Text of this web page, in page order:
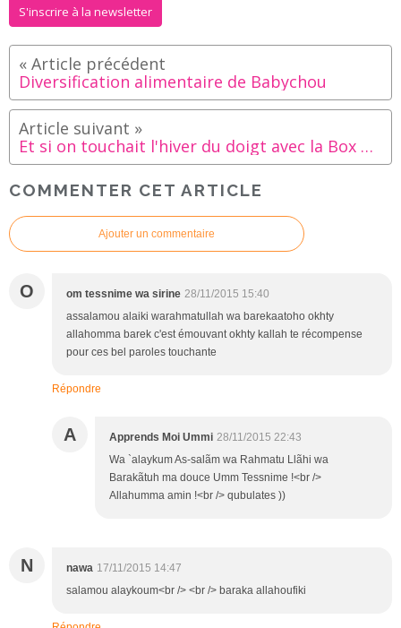
S'inscrire à la newsletter
Diversification alimentaire de Babychou
Et si on touchait l'hiver du doigt avec la Box Winter ?
COMMENTER CET ARTICLE
Ajouter un commentaire
O om tessnime wa sirine 28/11/2015 15:40
assalamou alaiki warahmatullah wa barekaatoho okhty
allahomma barek c'est émouvant okhty kallah te récompense
pour ces bel paroles touchante
Répondre
A Apprends Moi Ummi 28/11/2015 22:43
Wa `alaykum As-salãm wa Rahmatu Llãhi wa
Barakãtuh ma douce Umm Tessnime !<br />
Allahumma amin !<br /> qubulates ))
N nawa 17/11/2015 14:47
salamou alaykoum<br /> <br /> baraka allahoufiki